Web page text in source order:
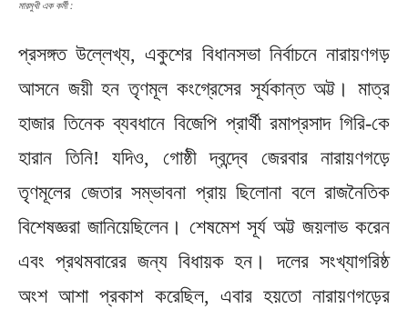
মারমুখী এক কর্মী :
প্রসঙ্গত উল্লেখ্য, একুশের বিধানসভা নির্বাচনে নারায়ণগড়
আসনে জয়ী হন তৃণমূল কংগ্রেসের সূর্যকান্ত অট্ট। মাত্র
হাজার তিনেক ব্যবধানে বিজেপি প্রার্থী রমাপ্রসাদ গিরি-কে
হারান তিনি! যদিও, গোষ্ঠী দ্বন্দ্বে জেরবার নারায়ণগড়ে
তৃণমূলের জেতার সম্ভাবনা প্রায় ছিলোনা বলে রাজনৈতিক
বিশেষজ্ঞরা জানিয়েছিলেন। শেষমেশ সূর্য অট্ট জয়লাভ করেন
এবং প্রথমবারের জন্য বিধায়ক হন। দলের সংখ্যাগরিষ্ঠ
অংশ আশা প্রকাশ করেছিল, এবার হয়তো নারায়ণগড়ের